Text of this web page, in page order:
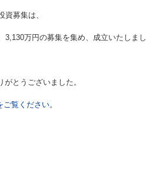
資募集は、
3,130万円の募集を集め、成立いたしま
とうございました。
覧ください。